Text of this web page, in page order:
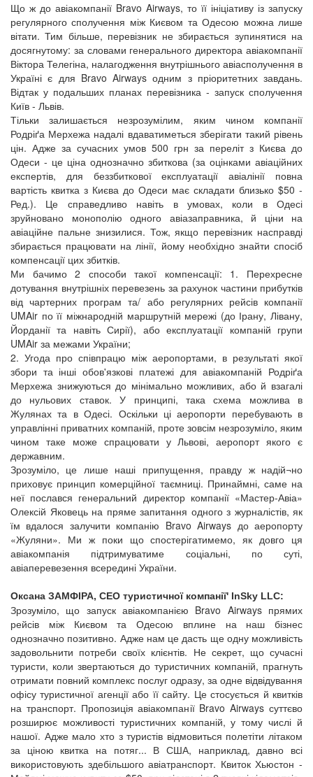
Що ж до авіакомпанії Bravo Airways, то її ініціативу із запуску
регулярного сполучення між Києвом та Одесою можна лише
вітати. Тим більше, перевізник не збирається зупинятися на
досягнутому: за словами генерального директора авіакомпанії
Віктора Телегіна, налагодження внутрішнього авіасполучення в
Україні є для Bravo Airways одним з пріоритетних завдань.
Відтак у подальших планах перевізника - запуск сполучення
Київ - Львів.
Тільки залишається незрозумілим, яким чином компанії
Родріґа Мерхежа надалі вдаватиметься зберігати такий рівень
цін. Адже за сучасних умов 500 грн за переліт з Києва до
Одеси - це ціна однозначно збиткова (за оцінками авіаційних
експертів, для беззбиткової експлуатації авіалінії повна
вартість квитка з Києва до Одеси має складати близько $50 -
Ред.). Це справедливо навіть в умовах, коли в Одесі
зруйновано монополію одного авіазаправника, й ціни на
авіаційне пальне знизилися. Тож, якщо перевізник насправді
збирається працювати на лінії, йому необхідно знайти спосіб
компенсації цих збитків.
Ми бачимо 2 способи такої компенсації: 1. Перехресне
дотування внутрішніх перевезень за рахунок частини прибутків
від чартерних програм та/ або регулярних рейсів компанії
UMAir по її міжнародній маршрутній мережі (до Ірану, Лівану,
Йорданії та навіть Сирії), або експлуатації компаній групи
UMAir за межами України;
2. Угода про співпрацю між аеропортами, в результаті якої
збори та інші обов'язкові платежі для авіакомпаній Родріґа
Мерхежа знижуються до мінімально можливих, або й взагалі
до нульових ставок. У принципі, така схема можлива в
Жулянах та в Одесі. Оскільки ці аеропорти перебувають в
управлінні приватних компаній, проте зовсім незрозуміло, яким
чином таке може спрацювати у Львові, аеропорт якого є
державним.
Зрозуміло, це лише наші припущення, правду ж надій¬но
приховує принцип комерційної таємниці. Принаймні, саме на
неї послався генеральний директор компанії «Мастер-Авіа»
Олексій Яковець на пряме запитання одного з журналістів, як
їм вдалося залучити компанію Bravo Airways до аеропорту
«Жуляни». Ми ж поки що спостерігатимемо, як довго ця
авіакомпанія підтримуватиме соціальні, по суті,
авіаперевезення всередині України.
Оксана ЗАМФІРА, CEO туристичної компанії' InSky LLC:
Зрозуміло, що запуск авіакомпанією Bravo Airways прямих
рейсів між Києвом та Одесою вплине на наш бізнес
однозначно позитивно. Адже нам це дасть ще одну можливість
задовольнити потреби своїх клієнтів. Не секрет, що сучасні
туристи, коли звертаються до туристичних компаній, прагнуть
отримати повний комплекс послуг одразу, за одне відвідування
офісу туристичної агенції або її сайту. Це стосується й квитків
на транспорт. Пропозиція авіакомпанії Bravo Airways суттєво
розширює можливості туристичних компаній, у тому числі й
нашої. Адже мало хто з туристів відмовиться полетіти літаком
за ціною квитка на потяг... В США, наприклад, давно всі
використовують здебільшого авіатранспорт. Квиток Хьюстон -